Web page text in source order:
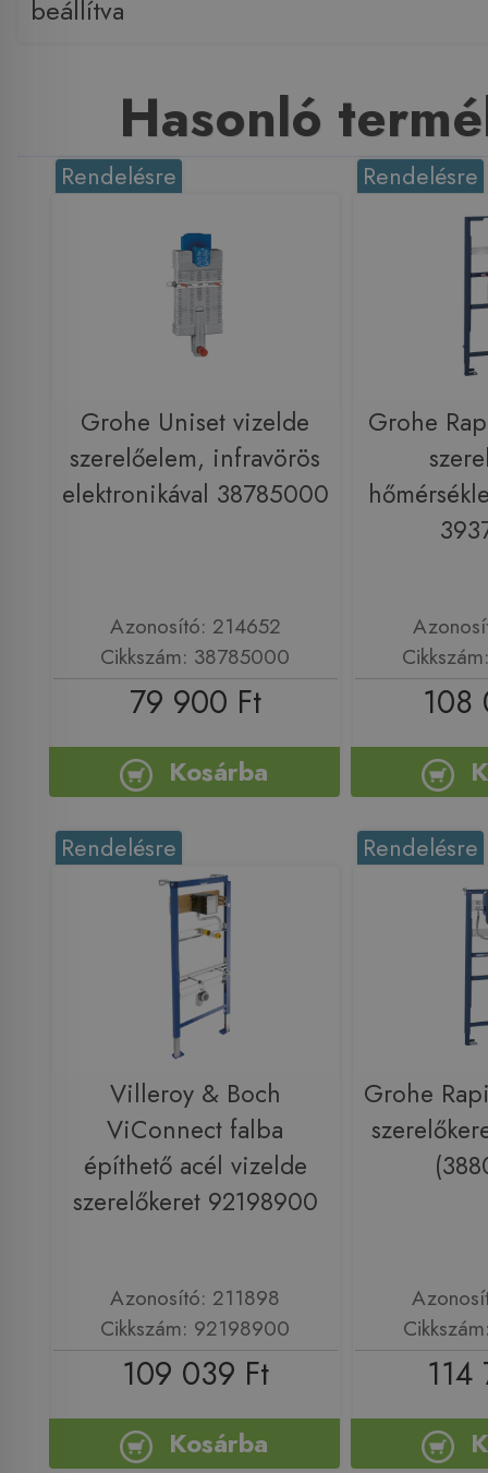
beállítva
Hasonló
Rendelésre
Grohe Uniset vizelde
szerelőelem, infravörös
elektronikával 38785000
Azonosító: 214652
Cikkszám: 38785000
79 900 Ft
Kosárba
Rendelésre
Grohe
108
Rendelésre
Villeroy & Boch
ViConnect falba
építhető acél vizelde
szerelőkeret 92198900
Azonosító: 211898
Cikkszám: 92198900
109 039 Ft
Kosárba
Rendelésre
Grohe
114